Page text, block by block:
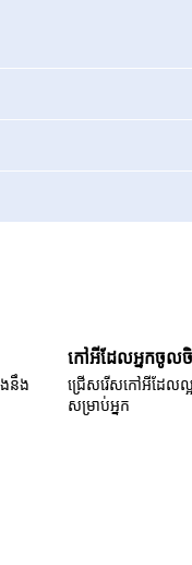
ងនឹង
កៅអីដែលអ្នកចូលចិ
ជ្រើសរើសកៅអីដែលល្
សម្រាប់អ្នក